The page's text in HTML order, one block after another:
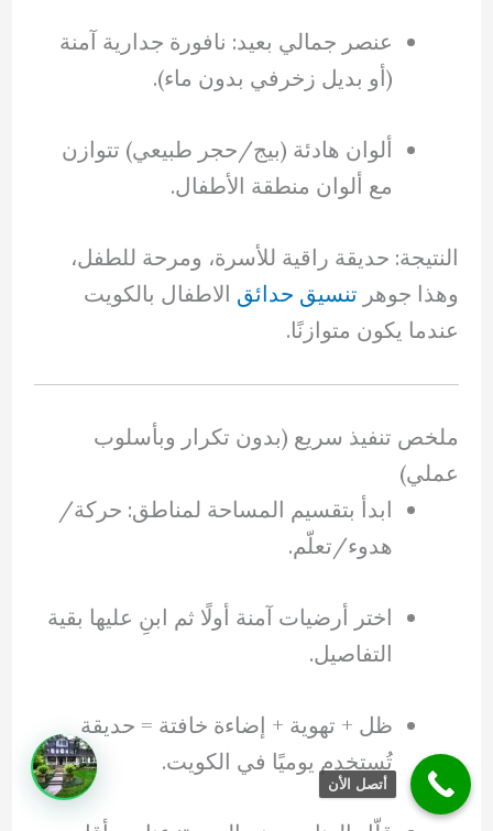
عنصر جمالي بعيد: نافورة جدارية آمنة
(أو بديل زخرفي بدون ماء).
ألوان هادئة (بيج/حجر طبيعي) تتوازن
مع ألوان منطقة الأطفال.
النتيجة: حديقة راقية للأسرة، ومرحة للطفل،
وهذا جوهر تنسيق حدائق الاطفال بالكويت
عندما يكون متوازنًا.
ملخص تنفيذ سريع (بدون تكرار وبأسلوب
عملي)
ابدأ بتقسيم المساحة لمناطق: حركة/
هدوء/تعلّم.
اختر أرضيات آمنة أولًا ثم ابنِ عليها بقية
التفاصيل.
ظل + تهوية + إضاءة خافتة = حديقة
تُستخدم يوميًا في الكويت.
أتصل الأن